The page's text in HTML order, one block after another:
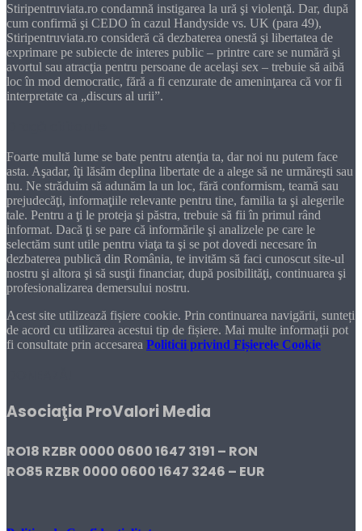
Stiripentruviata.ro condamnă instigarea la ură şi violenţă. Dar, după
cum confirmă şi CEDO în cazul Handyside vs. UK (para 49),
Stiripentruviata.ro consideră că dezbaterea onestă şi libertatea de
exprimare pe subiecte de interes public – printre care se numără şi
avortul sau atracţia pentru persoane de acelaşi sex – trebuie să aibă
loc în mod democratic, fără a fi cenzurate de ameninţarea că vor fi
interpretate ca „discurs al urii”.
Foarte multă lume se bate pentru atenţia ta, dar noi nu putem face
asta. Aşadar, îţi lăsăm deplina libertate de a alege să ne urmăreşti sau
nu. Ne străduim să adunăm la un loc, fără conformism, teamă sau
prejudecăţi, informaţiile relevante pentru tine, familia ta şi alegerile
tale. Pentru a ţi le proteja şi păstra, trebuie să fii în primul rând
informat. Dacă ţi se pare că informările şi analizele pe care le
selectăm sunt utile pentru viaţa ta şi se pot dovedi necesare în
dezbaterea publică din România, te invităm să faci cunoscut site-ul
nostru şi altora şi să susţii financiar, după posibilităţi, continuarea şi
profesionalizarea demersului nostru.
Acest site utilizează fișiere cookie. Prin continuarea navigării, sunteți
de acord cu utilizarea acestui tip de fișiere. Mai multe informații pot
fi consultate prin accesarea Politicii privind Fișierele Cookie
Asociaţia ProValori Media
RO18 RZBR 0000 0600 1647 3191 – RON
RO85 RZBR 0000 0600 1647 3246 – EUR